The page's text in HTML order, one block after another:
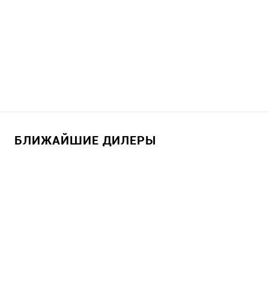
БЛИЖАЙШИЕ ДИЛЕРЫ